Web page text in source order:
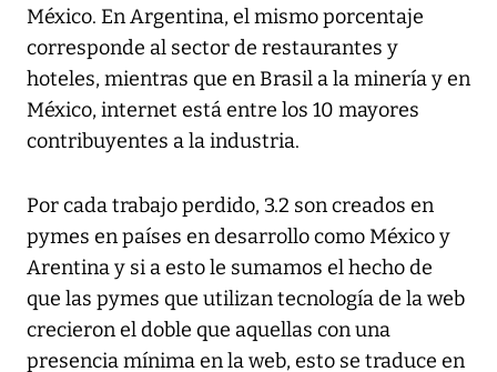
México. En Argentina, el mismo porcentaje
corresponde al sector de restaurantes y
hoteles, mientras que en Brasil a la minería y en
México, internet está entre los 10 mayores
contribuyentes a la industria.
Por cada trabajo perdido, 3.2 son creados en
pymes en países en desarrollo como México y
Arentina y si a esto le sumamos el hecho de
que las pymes que utilizan tecnología de la web
crecieron el doble que aquellas con una
presencia mínima en la web, esto se traduce en